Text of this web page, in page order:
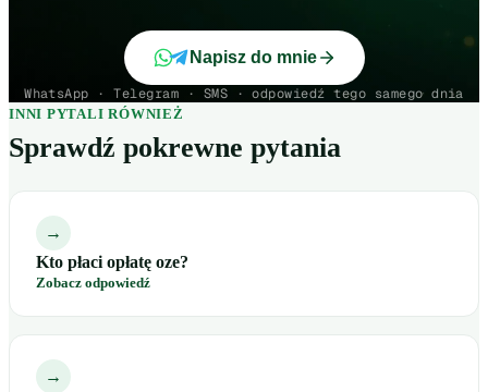
Napisz do mnie
WhatsApp · Telegram · SMS · odpowiedź tego samego dnia
INNI PYTALI RÓWNIEŻ
Sprawdź pokrewne pytania
→
Kto płaci opłatę oze?
Zobacz odpowiedź
→